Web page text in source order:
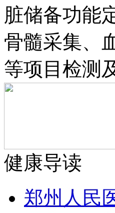
脏储备功能
骨髓采集、
等项目检测
健康导读
郑州人民